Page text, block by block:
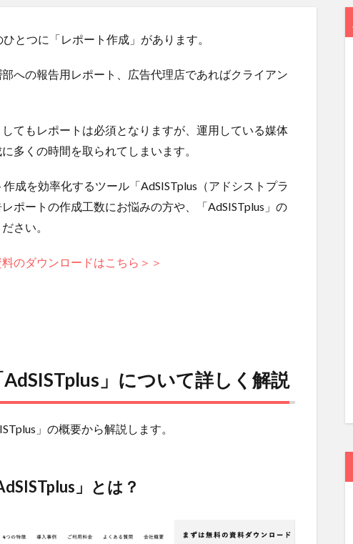
とつに「レポート作成」があります。
への報告用レポート、広告代理店であればクライアン
てもレポートは必須となりますが、運用している媒体
多くの時間を取られてしまいます。
成を効率化するツール「AdSISTplus（アドシストプラ
ポートの作成工数にお悩みの方や、「AdSISTplus」の
さい。
のダウンロードはこちら＞＞
」について詳しく解説
」の概要から解説します。
」とは？